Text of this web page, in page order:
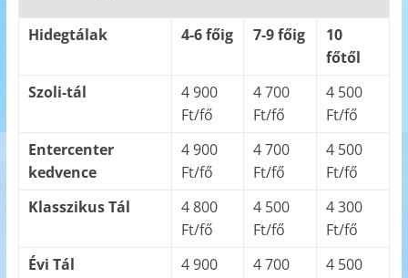
Hidegtálak 4-6 főig 7-9 főig
10
főtől
Szoli-tál
4 900
Ft/fő
4 700
Ft/fő
4 500
Ft/fő
Entercenter
kedvence
4 900
Ft/fő
4 700
Ft/fő
4 500
Ft/fő
Klasszikus Tál
4 800
Ft/fő
4 500
Ft/fő
4 300
Ft/fő
Évi Tál
4 900
4 700
4 500